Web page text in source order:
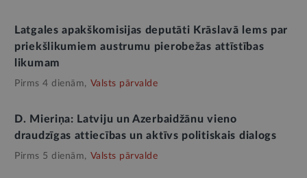
Latgales apakškomisijas deputāti Krāslavā lems par
priekšlikumiem austrumu pierobežas attīstības
likumam
Pirms 4 dienām, Valsts pārvalde
D. Mieriņa: Latviju un Azerbaidžānu vieno
draudzīgas attiecības un aktīvs politiskais dialogs
Pirms 5 dienām, Valsts pārvalde